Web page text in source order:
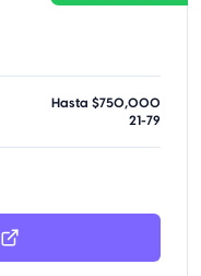
Hasta $750,000
21-79